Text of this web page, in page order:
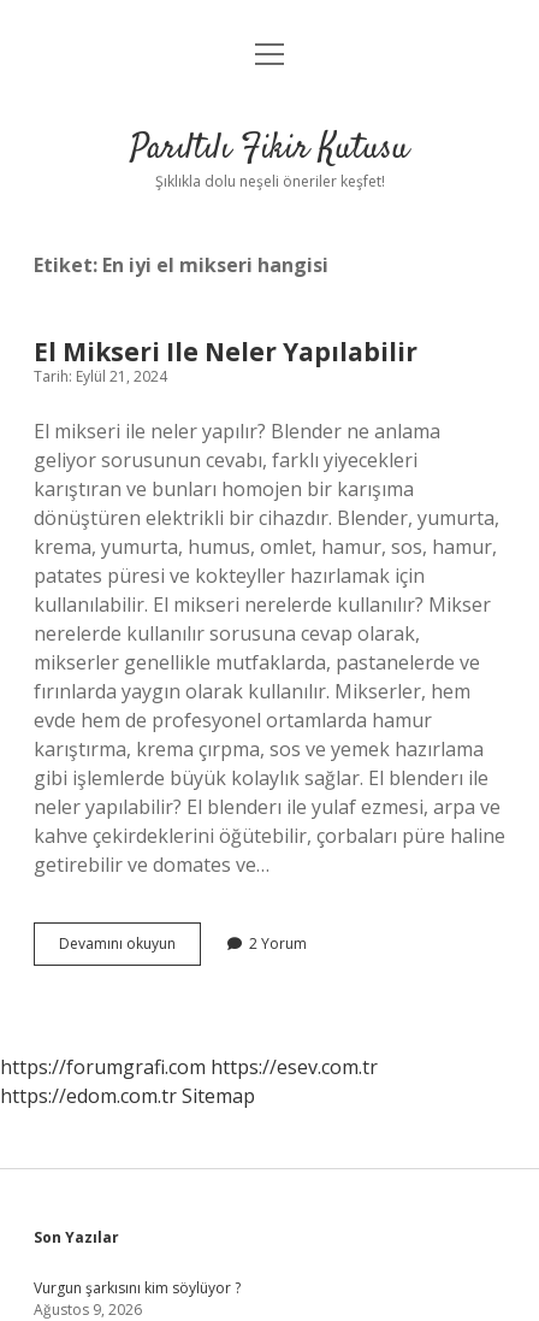
Anasayfa
Yasal Uyarı
menüyü
Parıltılı Fikir Kutusu
Şıklıkla dolu neşeli öneriler keşfet!
Etiket: En iyi el mikseri hangisi
El Mikseri Ile Neler Yapılabilir
Tarih: Eylül 21, 2024
El mikseri ile neler yapılır? Blender ne anlama
geliyor sorusunun cevabı, farklı yiyecekleri
karıştıran ve bunları homojen bir karışıma
dönüştüren elektrikli bir cihazdır. Blender, yumurta,
krema, yumurta, humus, omlet, hamur, sos, hamur,
patates püresi ve kokteyller hazırlamak için
kullanılabilir. El mikseri nerelerde kullanılır? Mikser
nerelerde kullanılır sorusuna cevap olarak,
mikserler genellikle mutfaklarda, pastanelerde ve
fırınlarda yaygın olarak kullanılır. Mikserler, hem
evde hem de profesyonel ortamlarda hamur
karıştırma, krema çırpma, sos ve yemek hazırlama
gibi işlemlerde büyük kolaylık sağlar. El blenderı ile
neler yapılabilir? El blenderı ile yulaf ezmesi, arpa ve
kahve çekirdeklerini öğütebilir, çorbaları püre haline
getirebilir ve domates ve…
Devamını okuyun
Mikseri
2 Yorum
https://forumgrafi.com https://esev.com.tr
https://edom.com.trSitemap
Sidebar
Son Yazılar
Vurgun şarkısını kim söylüyor ?
Ağustos 9, 2026